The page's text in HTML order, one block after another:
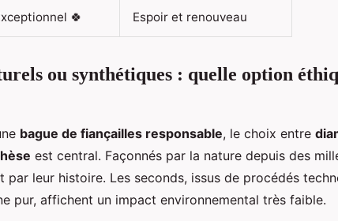
🍀 Espoir et renouveau
ou synthétiques : quelle option
bague de fiançailles responsable, le choix entre
est central. Façonnés par la nature depuis des
par leur histoire. Les seconds, issus de procédés
pur, affichent un impact environnemental très faible.